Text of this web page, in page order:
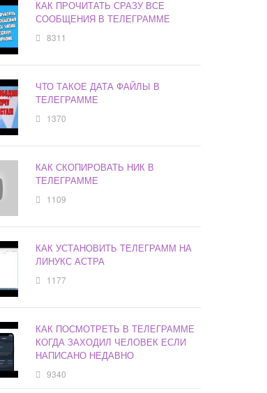
КАК ПРОЧИТАТЬ СРАЗУ ВСЕ
СООБЩЕНИЯ В ТЕЛЕГРАММЕ
8311
ЧТО ТАКОЕ ДАТА ФАЙЛЫ В
ТЕЛЕГРАММЕ
1370
КАК СКОПИРОВАТЬ НИК В
ТЕЛЕГРАММЕ
1109
КАК УСТАНОВИТЬ ТЕЛЕГРАММ НА
ЛИНУКС АСТРА
1177
КАК ПОСМОТРЕТЬ В ТЕЛЕГРАММЕ
КОГДА ЗАХОДИЛ ЧЕЛОВЕК ЕСЛИ
НАПИСАНО НЕДАВНО
9340